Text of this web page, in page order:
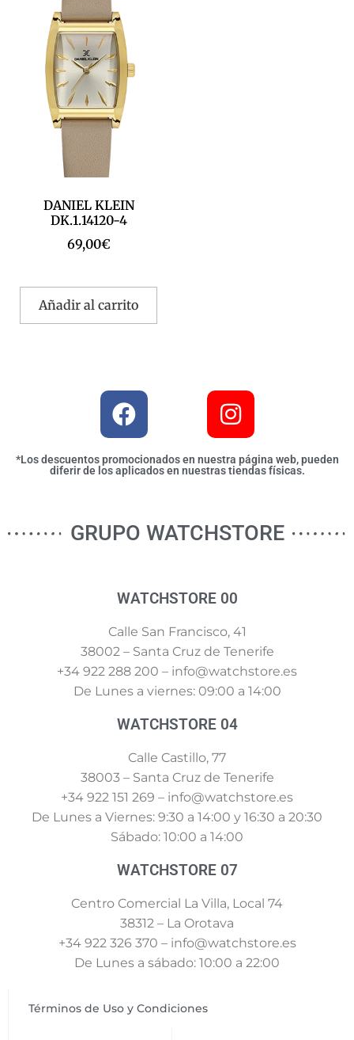
DANIEL KLEIN
DK.1.14120-4
69,00€
Añadir al carrito
*Los descuentos promocionados en nuestra página web, pueden
diferir de los aplicados en nuestras tiendas físicas.
GRUPO WATCHSTORE
WATCHSTORE 00
Calle San Francisco, 41
38002 – Santa Cruz de Tenerife
+34 922 288 200 – info@watchstore.es
De Lunes a viernes: 09:00 a 14:00
WATCHSTORE 04
Calle Castillo, 77
38003 – Santa Cruz de Tenerife
+34 922 151 269 – info@watchstore.es
De Lunes a Viernes: 9:30 a 14:00 y 16:30 a 20:30
Sábado: 10:00 a 14:00
WATCHSTORE 07
Centro Comercial La Villa, Local 74
38312 – La Orotava
+34 922 326 370 – info@watchstore.es
De Lunes a sábado: 10:00 a 22:00
Términos de Uso y Condiciones